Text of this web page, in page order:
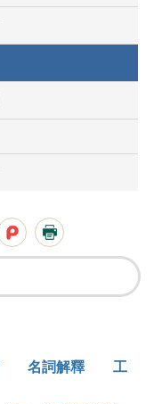
名詞解釋
工